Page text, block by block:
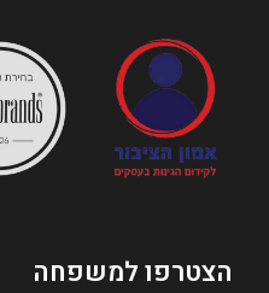
הצטרפו למשפחה